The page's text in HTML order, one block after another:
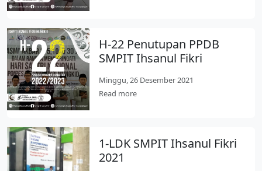
H-22 Penutupan PPDB
SMPIT Ihsanul Fikri
Minggu, 26 Desember 2021
Read more
1-LDK SMPIT Ihsanul Fikri
2021